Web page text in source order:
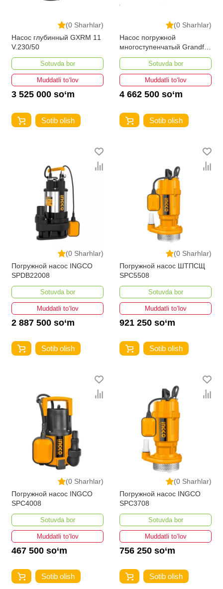
(0 Sharhlar)
Насос глубинный GXRM 11
V.230/50
Sotuvda bor
Muddatli to‘lov
3 525 000 so‘m
Sotib olish
(0 Sharhlar)
Насос погружной
многоступенчатый Grandfar
QY100-13-5.5
Sotuvda bor
Muddatli to‘lov
4 662 500 so‘m
Sotib olish
(0 Sharhlar)
Погружной насос INGCO
SPDB22008
Sotuvda bor
Muddatli to‘lov
2 887 500 so‘m
Sotib olish
(0 Sharhlar)
Погружной насос ШТПСЩ
SPC5508
Sotuvda bor
Muddatli to‘lov
921 250 so‘m
Sotib olish
(0 Sharhlar)
Погружной насос INGCO
SPC4008
Sotuvda bor
Muddatli to‘lov
467 500 so‘m
Sotib olish
(0 Sharhlar)
Погружной насос INGCO
SPC3708
Sotuvda bor
Muddatli to‘lov
756 250 so‘m
Sotib olish